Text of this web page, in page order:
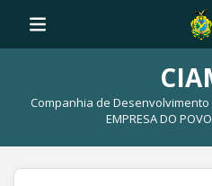
Companhia de
EMPRESA DO